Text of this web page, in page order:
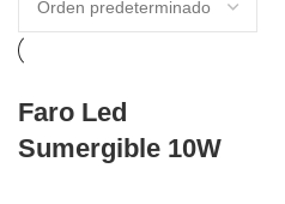
Faro Led
Sumergible 10W